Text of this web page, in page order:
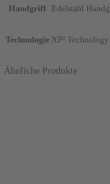
Handgriff Edelstahl
Technologie XP²
Ähnliche Produkte